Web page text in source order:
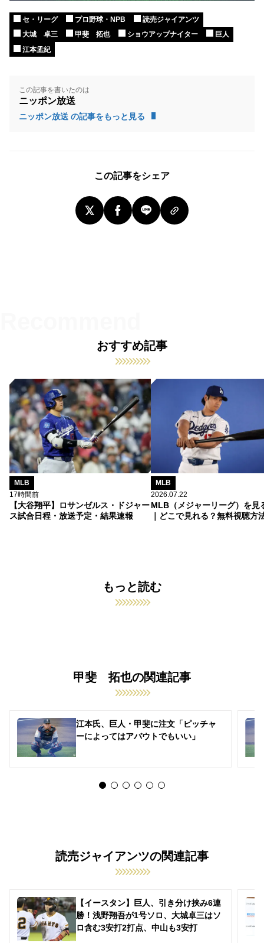
セ・リーグ プロ野球・NPB
読売ジャイアンツ
大城 卓三
甲斐 拓也 ショウアップナイター
巨人
江本孟紀
この記事を書いたのは
ニッポン放送
ニッポン放送 の記事をもっと見る
この記事をシェア
おすすめ記事
MLB
17時間前
【大谷翔平】ロサンゼルス・ドジャー
ス試合日程・放送予定・結果速報
MLB
2026.07.22
MLB（メジャーリーグ）を見
｜どこで見れる？無料視聴方
もっと読む
甲斐 拓也の関連記事
江本氏、巨人・甲斐に注文「ピッチャ
ーによってはアバウトでもいい」
読売ジャイアンツの関連記事
【イースタン】巨人、引き分け挟み6連
勝！浅野翔吾が1号ソロ、大城卓三はソ
ロ含む3安打2打点、中山も3安打